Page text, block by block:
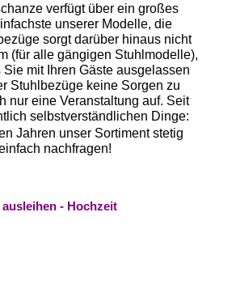
verfügt über ein großes
unserer Modelle, die
sorgt darüber hinaus nicht
(für alle gängigen Stuhlmodelle),
mit Ihren Gäste ausgelassen
Stuhlbezüge keine Sorgen zu
nur eine Veranstaltung auf. Seit
selbstverständlichen Dinge:
Jahren unser Sortiment stetig
nachfragen!
- Hochzeit